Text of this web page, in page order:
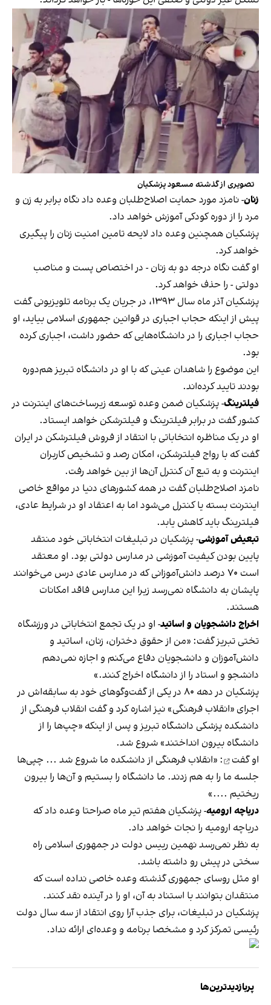
تصویری از گذشته مسعود پزشکیان
زنان-نامزد مورد حمایت اصلاح‌طلبان وعده داد نگاه برابر به زن و
مرد را از دوره کودکی آموزش خواهد داد.
پزشکیان همچنین وعده داد لایحه تامین امنیت زنان را پیگیری
خواهد کرد.
او گفت نگاه درجه دو به زنان - در اختصاص پست و مناصب
دولتی - را حذف خواهد کرد.
پزشکیان آذر ماه سال ۱۳۹۳، در جریان یک برنامه تلویزیونی گفت
پیش از اینکه حجاب اجباری در قوانین جمهوری اسلامی بیاید، او
حجاب اجباری را در دانشگاه‌هایی که حضور داشت، اجباری کرده
بود.
این موضوع را شاهدان عینی که با او در دانشگاه تبریز هم‌دوره
بودندتایید کرده‌اند.
فیلترینگ- پزشکیان ضمن وعده توسعه زیر‌ساخت‌های اینترنت در
کشور گفت در برابر فیلترینگ و فیلترشکن خواهد ایستاد.
او در یک مناظره انتخاباتی با انتقاد از فروش فیلترشکن در ایران
گفت که با رواج فیلترشکن، امکان رصد و تشخیص کاربران
اینترنت و به تبع آن کنترل آن‌ها از بین خواهد رفت.
نامزد اصلاح‌طلبان گفت در همه کشورهای دنیا در مواقع خاصی
اینترنت بسته یا کنترل می‌شود اما به اعتقاد او در شرایط عادی،
فیلترینگ باید کاهش یابد.
تبعیض آموزشی-پزشکیان در تبلیغات انتخاباتی خود منتقد
پایین بودن کیفیت آموزشی در مدارس دولتی بود. او معتقد
است ۷۰ درصد دانش‌آموزانی که در مدارس عادی درس می‌خوانند
پایشان به دانشگاه نمی‌رسد زیرا این مدارس فاقد امکانات
هستند.
اخراج دانشجویان و اساتید- او در یک تجمع انتخاباتی در ورزشگاه
تختی تبریز گفت: «من از حقوق دختران، زنان، اساتید و
دانش‌آموزان و دانشجویان دفاع می‌کنم و اجازه نمی‌دهم
دانشجو و استاد را از دانشگاه اخراج کنند.»
پزشکیان در دهه ۸۰ در یکی از گفت‌و‌گوهای خود به سابقه‌اش در
اجرای «انقلاب فرهنگی» نیز اشاره کرد و گفت انقلاب فرهنگی از
دانشکده‌ پزشکی دانشگاه تبریز و پس از اینکه «چپ‌ها را از
دانشگاه بیرون انداختند» شروع شد.
اوگفت
: «انقلاب فرهنگی از دانشکده ما شروع شد ... چپی‌ها
جلسه ما را به هم زدند. ما دانشگاه را بستیم و آن‌ها را بیرون
ریختیم ....»
دریاچه ارومیه- پزشکیان هفتم تیر ماه صراحتا وعده داد که
دریاچه ارومیه را نجات خواهد داد.
به نظر نمی‌رسد نهمین رییس دولت در جمهوری اسلامی راه
سختی در پیش رو داشته باشد.
او مثل روسای جمهوری گذشته وعده خاصی نداده است که
منتقدان بتوانند با استناد به آن، او را در آینده نقد کنند.
پزشکیان در تبلیغات، برای جذب آرا روی انتقاد از سه سال دولت
رئیسی تمرکز کرد و مشخصا برنامه و وعده‌ای ارائه نداد.
پربازدیدترین‌ها